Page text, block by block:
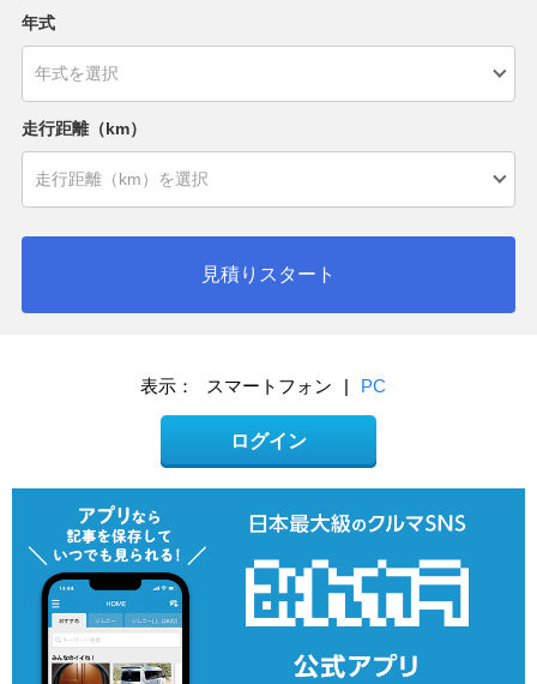
年式
走行距離（km）
見積りスタート
表示： スマートフォン | PC
ログイン